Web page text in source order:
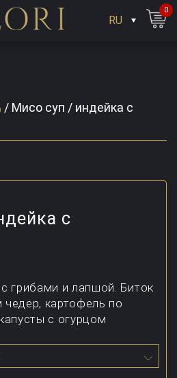
RU
0
/ Мисо суп / индейка с
с
грибами и лапшой. Биток
картофель по
с огурцом